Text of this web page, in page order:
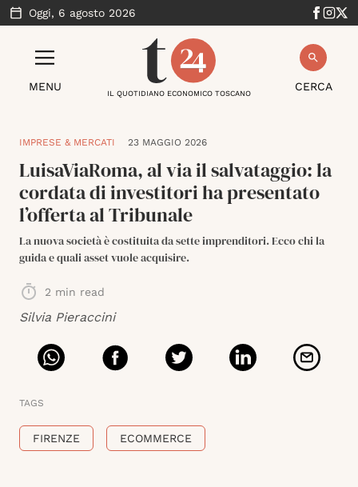
Oggi, 6 agosto 2026
MENU CERCA
IL QUOTIDIANO ECONOMICO TOSCANO
IMPRESE & MERCATI 23 MAGGIO 2026
LuisaViaRoma, al via il salvataggio: la
cordata di investitori ha presentato
l’offerta al Tribunale
La nuova società è costituita da sette imprenditori. Ecco chi la
guida e quali asset vuole acquisire.
2 min read
Silvia Pieraccini
TAGS
FIRENZE ECOMMERCE